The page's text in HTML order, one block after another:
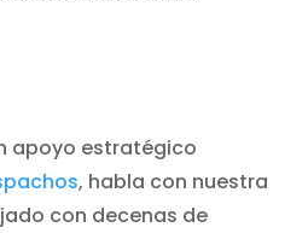
apoyo estratégico
, habla con nuestra
con decenas de